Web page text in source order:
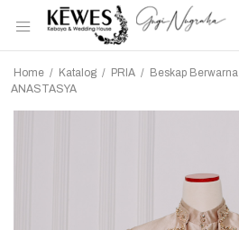
Home / Katalog / PRIA / Beskap Berwarna
ANASTASYA